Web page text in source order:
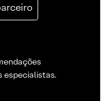
especialistas.